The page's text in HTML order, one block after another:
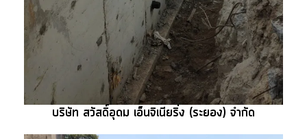
บริษัท สวัสดิ์อุดม เอ็นจิเนียริ่ง (ระยอง) จำกัด